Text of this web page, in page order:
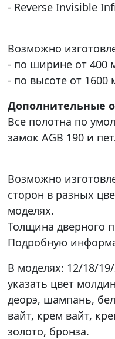
- Reverse Invisible
Возможно
- по ширине от 400
- по высоте от
Дополнительные
Все полотна по
замок AGB 190 и
Возможно
сторон в разных
моделях.
Толщина дверного
Подробную
В моделях: 12/18/
указать цвет
деорэ, шампань,
вайт, крем вайт,
золото, бронза.